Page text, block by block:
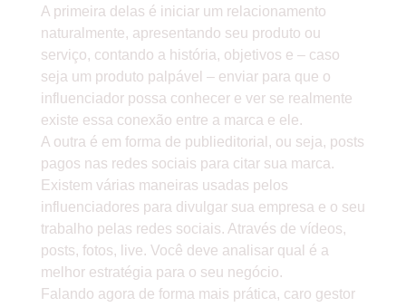
A primeira delas é iniciar um relacionamento
naturalmente, apresentando seu produto ou
serviço, contando a história, objetivos e – caso
seja um produto palpável – enviar para que o
influenciador possa conhecer e ver se realmente
existe essa conexão entre a marca e ele.
A outra é em forma de publieditorial, ou seja, posts
pagos nas redes sociais para citar sua marca.
Existem várias maneiras usadas pelos
influenciadores para divulgar sua empresa e o seu
trabalho pelas redes sociais. Através de vídeos,
posts, fotos, live. Você deve analisar qual é a
melhor estratégia para o seu negócio.
Falando agora de forma mais prática, caro gestor